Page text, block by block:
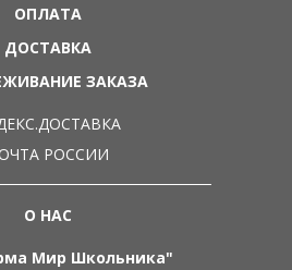
О НАС
Мир Школьника"
ОПЛАТА
ДОСТАВКА
ЗАКАЗА
РОССИИ